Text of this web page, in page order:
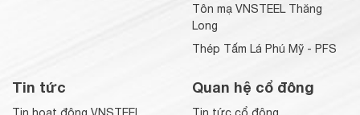
Tôn mạ VNSTEEL Thăng
Long
Thép Tấm Lá Phú Mỹ - PFS
Tin tức Quan hệ cổ đông